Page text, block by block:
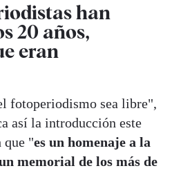
han
20 años,
eran
fotoperiodismo sea libre",
así la introducción este
que "es un homenaje a la
memorial de los más de